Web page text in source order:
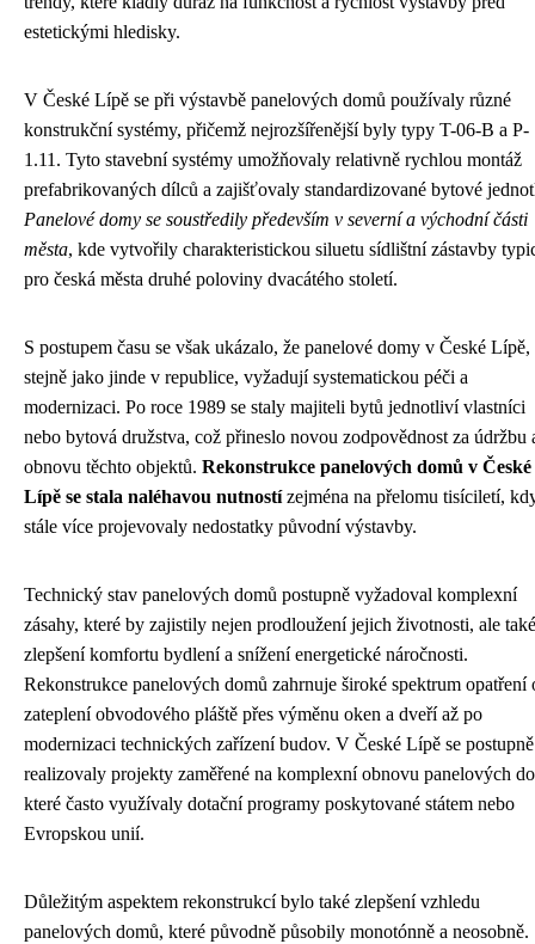
estetickými hledisky.
V České Lípě se při výstavbě panelových domů používaly různé
konstrukční systémy, přičemž nejrozšířenější byly typy T-06-B a P-
1.11. Tyto stavební systémy umožňovaly relativně rychlou montáž
prefabrikovaných dílců a zajišťovaly standardizované bytové
Panelové domy se soustředily především v severní a východní části
města, kde vytvořily charakteristickou siluetu sídlištní zástavby
pro česká města druhé poloviny dvacátého století.
S postupem času se však ukázalo, že panelové domy v České Lípě,
stejně jako jinde v republice, vyžadují systematickou péči a
modernizaci. Po roce 1989 se staly majiteli bytů jednotliví vlastníci
nebo bytová družstva, což přineslo novou zodpovědnost za údržbu
obnovu těchto objektů. Rekonstrukce panelových domů v České
Lípě se stala naléhavou nutnostízejména na přelomu tisíciletí,
stále více projevovaly nedostatky původní výstavby.
Technický stav panelových domů postupně vyžadoval komplexní
zásahy, které by zajistily nejen prodloužení jejich životnosti, ale také
zlepšení komfortu bydlení a snížení energetické náročnosti.
Rekonstrukce panelových domů zahrnuje široké spektrum opatření
zateplení obvodového pláště přes výměnu oken a dveří až po
modernizaci technických zařízení budov. V České Lípě se postupně
realizovaly projekty zaměřené na komplexní obnovu panelových
které často využívaly dotační programy poskytované státem nebo
Evropskou unií.
Důležitým aspektem rekonstrukcí bylo také zlepšení vzhledu
panelových domů, které původně působily monotónně a neosobně.